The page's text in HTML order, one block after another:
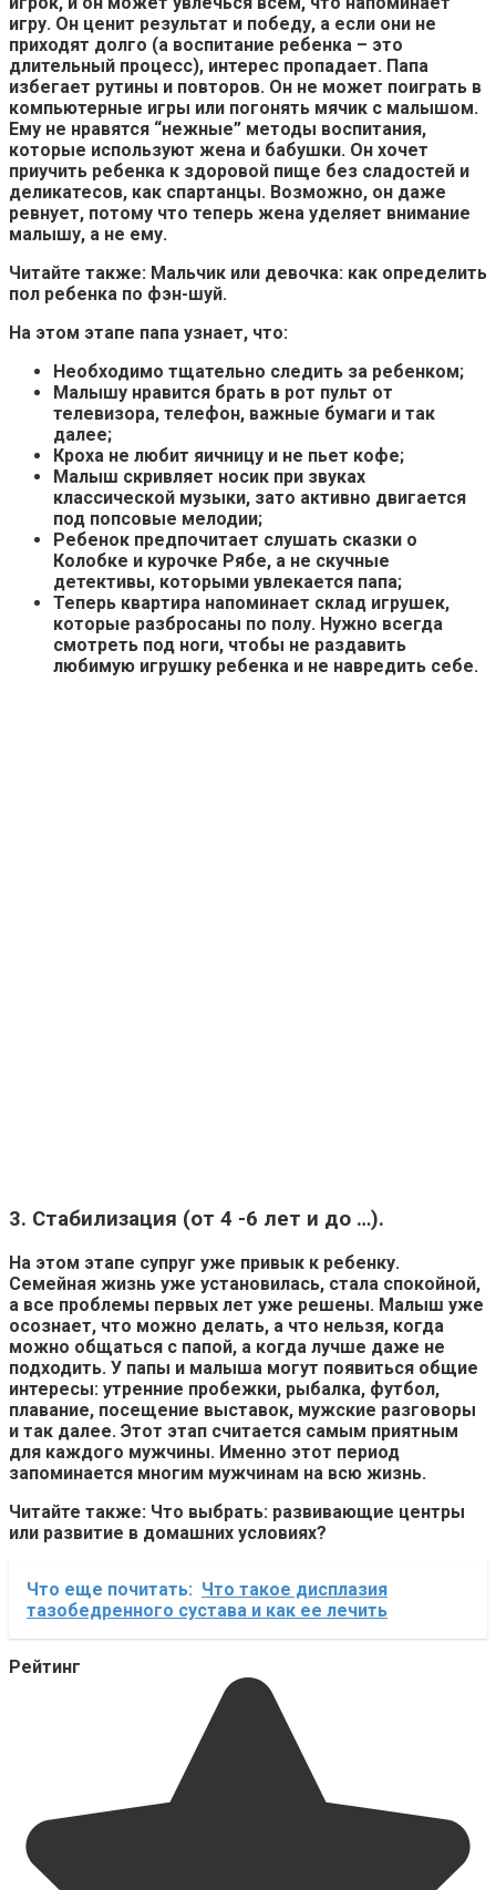
игру. Он ценит результат и победу, а если они не
приходят долго (а воспитание ребенка – это
длительный процесс), интерес пропадает. Папа
избегает рутины и повторов. Он не может поиграть в
компьютерные игры или погонять мячик с малышом.
Ему не нравятся “нежные” методы воспитания,
которые используют жена и бабушки. Он хочет
приучить ребенка к здоровой пище без сладостей и
деликатесов, как спартанцы. Возможно, он даже
ревнует, потому что теперь жена уделяет внимание
малышу, а не ему.
Читайте также: Мальчик или девочка: как определить
пол ребенка по фэн-шуй.
На этом этапе папа узнает, что:
Необходимо тщательно следить за ребенком;
Малышу нравится брать в рот пульт от
телевизора, телефон, важные бумаги и так
далее;
Кроха не любит яичницу и не пьет кофе;
Малыш скривляет носик при звуках
классической музыки, зато активно двигается
под попсовые мелодии;
Ребенок предпочитает слушать сказки о
Колобке и курочке Рябе, а не скучные
детективы, которыми увлекается папа;
Теперь квартира напоминает склад игрушек,
которые разбросаны по полу. Нужно всегда
смотреть под ноги, чтобы не раздавить
любимую игрушку ребенка и не навредить себе.
3. Стабилизация (от 4 -6 лет и до …).
На этом этапе супруг уже привык к ребенку.
Семейная жизнь уже установилась, стала спокойной,
а все проблемы первых лет уже решены. Малыш уже
осознает, что можно делать, а что нельзя, когда
можно общаться с папой, а когда лучше даже не
подходить. У папы и малыша могут появиться общие
интересы: утренние пробежки, рыбалка, футбол,
плавание, посещение выставок, мужские разговоры
и так далее. Этот этап считается самым приятным
для каждого мужчины. Именно этот период
запоминается многим мужчинам на всю жизнь.
Читайте также: Что выбрать: развивающие центры
или развитие в домашних условиях?
Что еще почитать: Что такое дисплазия
тазобедренного сустава и как ее лечить
Рейтинг